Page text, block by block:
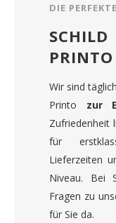
DIE
PRINTO
Wir sind
Printo zur
Zufriedenheit
für
Lieferzeiten
Niveau. Bei
Fragen zu
für Sie da.